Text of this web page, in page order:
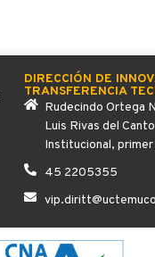
DIRECCIÓN DE
TRANSFERENCIA
Rudecindo Ortega
Luis Rivas del
Institucional,
45 2205355